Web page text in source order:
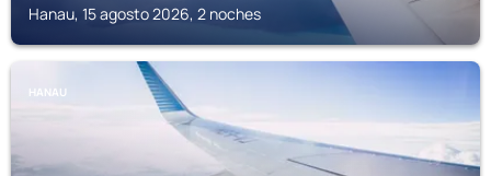
Hanau, 15 agosto 2026, 2 noches
HANAU